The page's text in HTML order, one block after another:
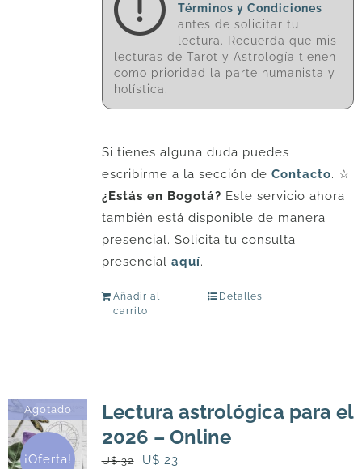
Términos y Condiciones
antes de solicitar tu
lectura. Recuerda que mis
lecturas de Tarot y Astrología tienen
como prioridad la parte humanista y
holística.
Si tienes alguna duda puedes
escribirme a la sección de Contacto. ☆
¿Estás en Bogotá? Este servicio ahora
también está disponible de manera
presencial. Solicita tu consulta
presencial aquí.
Añadir al
carrito
Detalles
Agotado
¡Oferta!
Lectura astrológica para el
2026 – Online
U$32
El
U$ 23El